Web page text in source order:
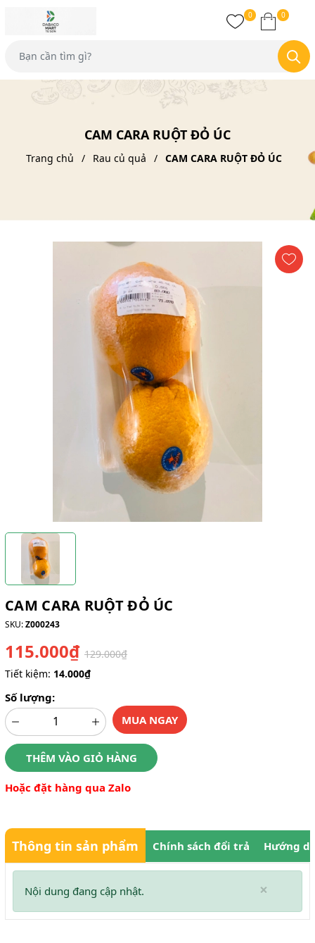
0 0
CAM CARA RUỘT ĐỎ ÚC
Trang chủ Rau củ quả CAM CARA RUỘT ĐỎ ÚC
CAM CARA RUỘT ĐỎ ÚC
SKU:Z000243
115.000₫ 129.000₫
Tiết kiệm: 14.000₫
Số lượng:
MUA NGAY
THÊM VÀO GIỎ HÀNG
Hoặc đặt hàng qua Zalo
Thông tin sản phẩm Chính sách đổi trả Hướng
×
Nội dung đang cập nhật.